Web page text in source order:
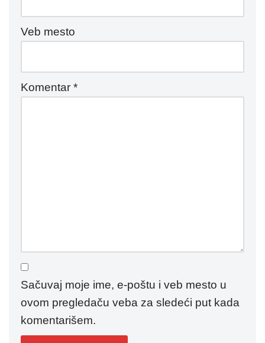
Veb mesto
Komentar *
Sačuvaj moje ime, e-poštu i veb mesto u
ovom pregledaču veba za sledeći put kada
komentarišem.